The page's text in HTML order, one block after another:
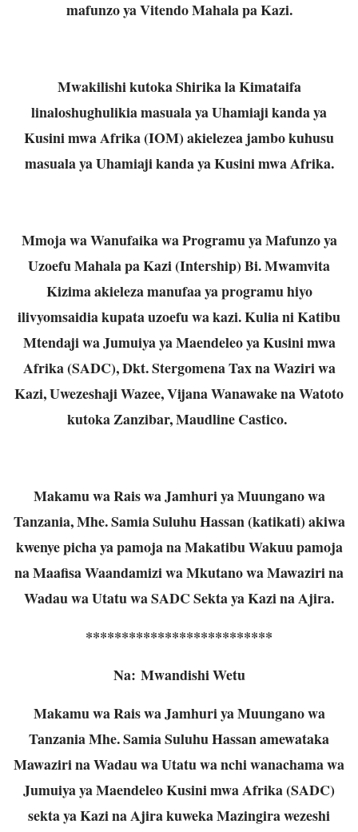
mafunzo ya Vitendo Mahala pa Kazi.
Mwakilishi kutoka Shirika la Kimataifa
linaloshughulikia masuala ya Uhamiaji kanda ya
Kusini mwa Afrika (IOM) akielezea jambo kuhusu
masuala ya Uhamiaji kanda ya Kusini mwa Afrika.
Mmoja wa Wanufaika wa Programu ya Mafunzo ya
Uzoefu Mahala pa Kazi (Intership) Bi. Mwamvita
Kizima akieleza manufaa ya programu hiyo
ilivyomsaidia kupata uzoefu wa kazi. Kulia ni Katibu
Mtendaji wa Jumuiya ya Maendeleo ya Kusini mwa
Afrika (SADC), Dkt. Stergomena Tax na Waziri wa
Kazi, Uwezeshaji Wazee, Vijana Wanawake na Watoto
kutoka Zanzibar, Maudline Castico.
Makamu wa Rais wa Jamhuri ya Muungano wa
Tanzania, Mhe. Samia Suluhu Hassan (katikati) akiwa
kwenye picha ya pamoja na Makatibu Wakuu pamoja
na Maafisa Waandamizi wa Mkutano wa Mawaziri na
Wadau wa Utatu wa SADC Sekta ya Kazi na Ajira.
**************************
Na: Mwandishi Wetu
Makamu wa Rais wa Jamhuri ya Muungano wa
Tanzania Mhe. Samia Suluhu Hassan amewataka
Mawaziri na Wadau wa Utatu wa nchi wanachama wa
Jumuiya ya Maendeleo Kusini mwa Afrika (SADC)
sekta ya Kazi na Ajira kuweka Mazingira wezeshi